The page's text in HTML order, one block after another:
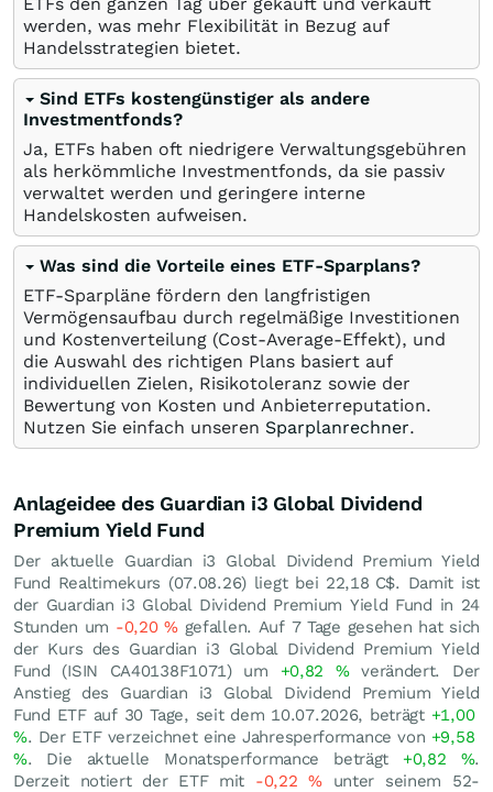
werden, was mehr Flexibilität in Bezug auf
Handelsstrategien bietet.
Sind ETFs kostengünstiger als andere
Investmentfonds?
Ja, ETFs haben oft niedrigere Verwaltungsgebühren
als herkömmliche Investmentfonds, da sie passiv
verwaltet werden und geringere interne
Handelskosten aufweisen.
Was sind die Vorteile eines ETF-Sparplans?
ETF-Sparpläne fördern den langfristigen
Vermögensaufbau durch regelmäßige Investitionen
und Kostenverteilung (Cost-Average-Effekt), und
die Auswahl des richtigen Plans basiert auf
individuellen Zielen, Risikotoleranz sowie der
Bewertung von Kosten und Anbieterreputation.
Nutzen Sie einfach unseren Sparplanrechner.
Anlageidee des Guardian i3 Global Dividend
Premium Yield Fund
Der aktuelle Guardian i3 Global Dividend Premium Yield
Fund Realtimekurs (07.08.26) liegt bei 22,18 C$. Damit ist
der Guardian i3 Global Dividend Premium Yield Fund in 24
Stunden um -0,20%gefallen. Auf 7 Tage gesehen hat sich
der Kurs des Guardian i3 Global Dividend Premium Yield
Fund (ISIN CA40138F1071) um +0,82 %verändert. Der
Anstieg des Guardian i3 Global Dividend Premium Yield
Fund ETF auf 30 Tage, seit dem 10.07.2026, beträgt +1,00
%. Der ETF verzeichnet eine Jahresperformance von +9,58
%. Die aktuelle Monatsperformance beträgt +0,82 %.
Derzeit notiert der ETF mit -0,22%unter seinem 52-